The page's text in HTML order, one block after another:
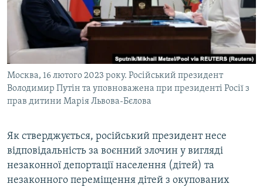
Москва, 16 лютого 2023 року. Російський президент
Володимир Путін та уповноважена при президенті Росії з
прав дитини Марія Львова-Бєлова
Як стверджується, російський президент несе
відповідальність за воєнний злочин у вигляді
незаконної депортації населення (дітей) та
незаконного переміщення дітей з окупованих